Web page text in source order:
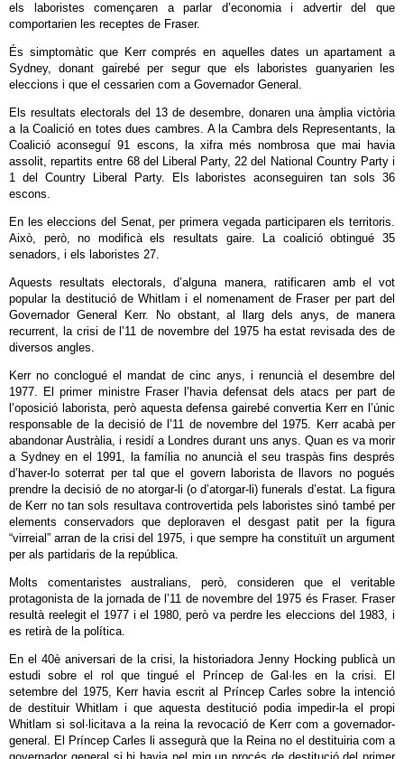
els laboristes començaren a parlar d’economia i advertir del que
comportarien les receptes de Fraser.
És simptomàtic que Kerr comprés en aquelles dates un apartament a
Sydney, donant gairebé per segur que els laboristes guanyarien les
eleccions i que el cessarien com a Governador General.
Els resultats electorals del 13 de desembre, donaren una àmplia victòria
a la Coalició en totes dues cambres. A la Cambra dels Representants, la
Coalició aconseguí 91 escons, la xifra més nombrosa que mai havia
assolit, repartits entre 68 del Liberal Party, 22 del National Country Party i
1 del Country Liberal Party. Els laboristes aconseguiren tan sols 36
escons.
En les eleccions del Senat, per primera vegada participaren els territoris.
Això, però, no modificà els resultats gaire. La coalició obtingué 35
senadors, i els laboristes 27.
Aquests resultats electorals, d’alguna manera, ratificaren amb el vot
popular la destitució de Whitlam i el nomenament de Fraser per part del
Governador General Kerr. No obstant, al llarg dels anys, de manera
recurrent, la crisi de l’11 de novembre del 1975 ha estat revisada des de
diversos angles.
Kerr no conclogué el mandat de cinc anys, i renuncià el desembre del
1977. El primer ministre Fraser l’havia defensat dels atacs per part de
l’oposició laborista, però aquesta defensa gairebé convertia Kerr en l’únic
responsable de la decisió de l’11 de novembre del 1975. Kerr acabà per
abandonar Austràlia, i residí a Londres durant uns anys. Quan es va morir
a Sydney en el 1991, la família no anuncià el seu traspàs fins després
d’haver-lo soterrat per tal que el govern laborista de llavors no pogués
prendre la decisió de no atorgar-li (o d’atorgar-li) funerals d’estat. La figura
de Kerr no tan sols resultava controvertida pels laboristes sinó també per
elements conservadors que deploraven el desgast patit per la figura
“virreial” arran de la crisi del 1975, i que sempre ha constituït un argument
per als partidaris de la república.
Molts comentaristes australians, però, consideren que el veritable
protagonista de la jornada de l’11 de novembre del 1975 és Fraser. Fraser
resultà reelegit el 1977 i el 1980, però va perdre les eleccions del 1983, i
es retirà de la política.
En el 40è aniversari de la crisi, la historiadora Jenny Hocking publicà un
estudi sobre el rol que tingué el Príncep de Gal·les en la crisi. El
setembre del 1975, Kerr havia escrit al Príncep Carles sobre la intenció
de destituir Whitlam i que aquesta destitució podia impedir-la el propi
Whitlam si sol·licitava a la reina la revocació de Kerr com a governador-
general. El Príncep Carles li assegurà que la Reina no el destituiria com a